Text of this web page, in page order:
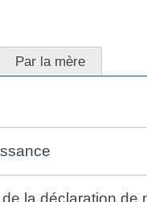
Par la mère
la déclaration de